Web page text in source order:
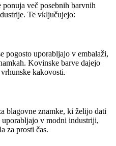
ponuja več posebnih barvnih
Te vključujejo:
pogosto uporabljajo v embalaži,
Kovinske barve dajejo
kakovosti.
blagovne znamke, ki želijo dati
uporabljajo v modni industriji,
za prosti čas.